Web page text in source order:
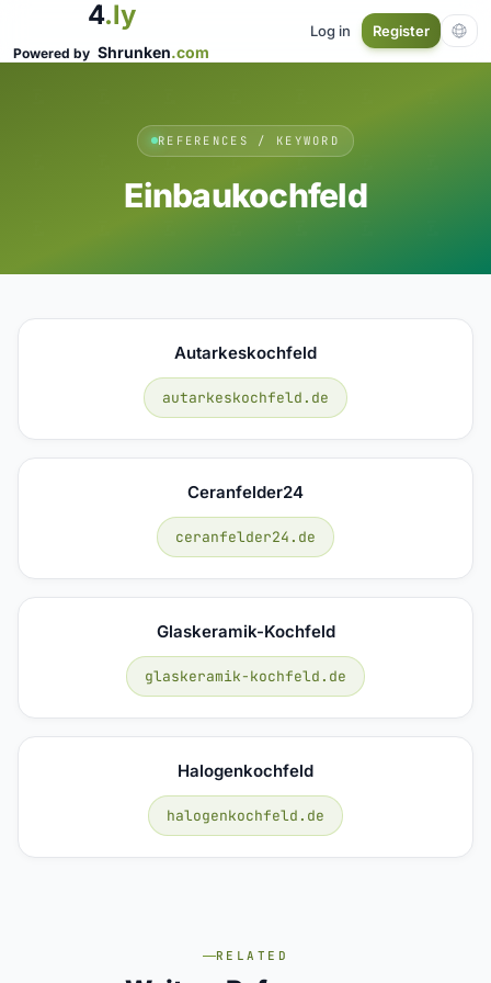
4.ly
Powered by Shrunken.com
Log in Register
REFERENCES / KEYWORD
Einbaukochfeld
Autarkeskochfeld
autarkeskochfeld.de
Ceranfelder24
ceranfelder24.de
Glaskeramik-Kochfeld
glaskeramik-kochfeld.de
Halogenkochfeld
halogenkochfeld.de
RELATED